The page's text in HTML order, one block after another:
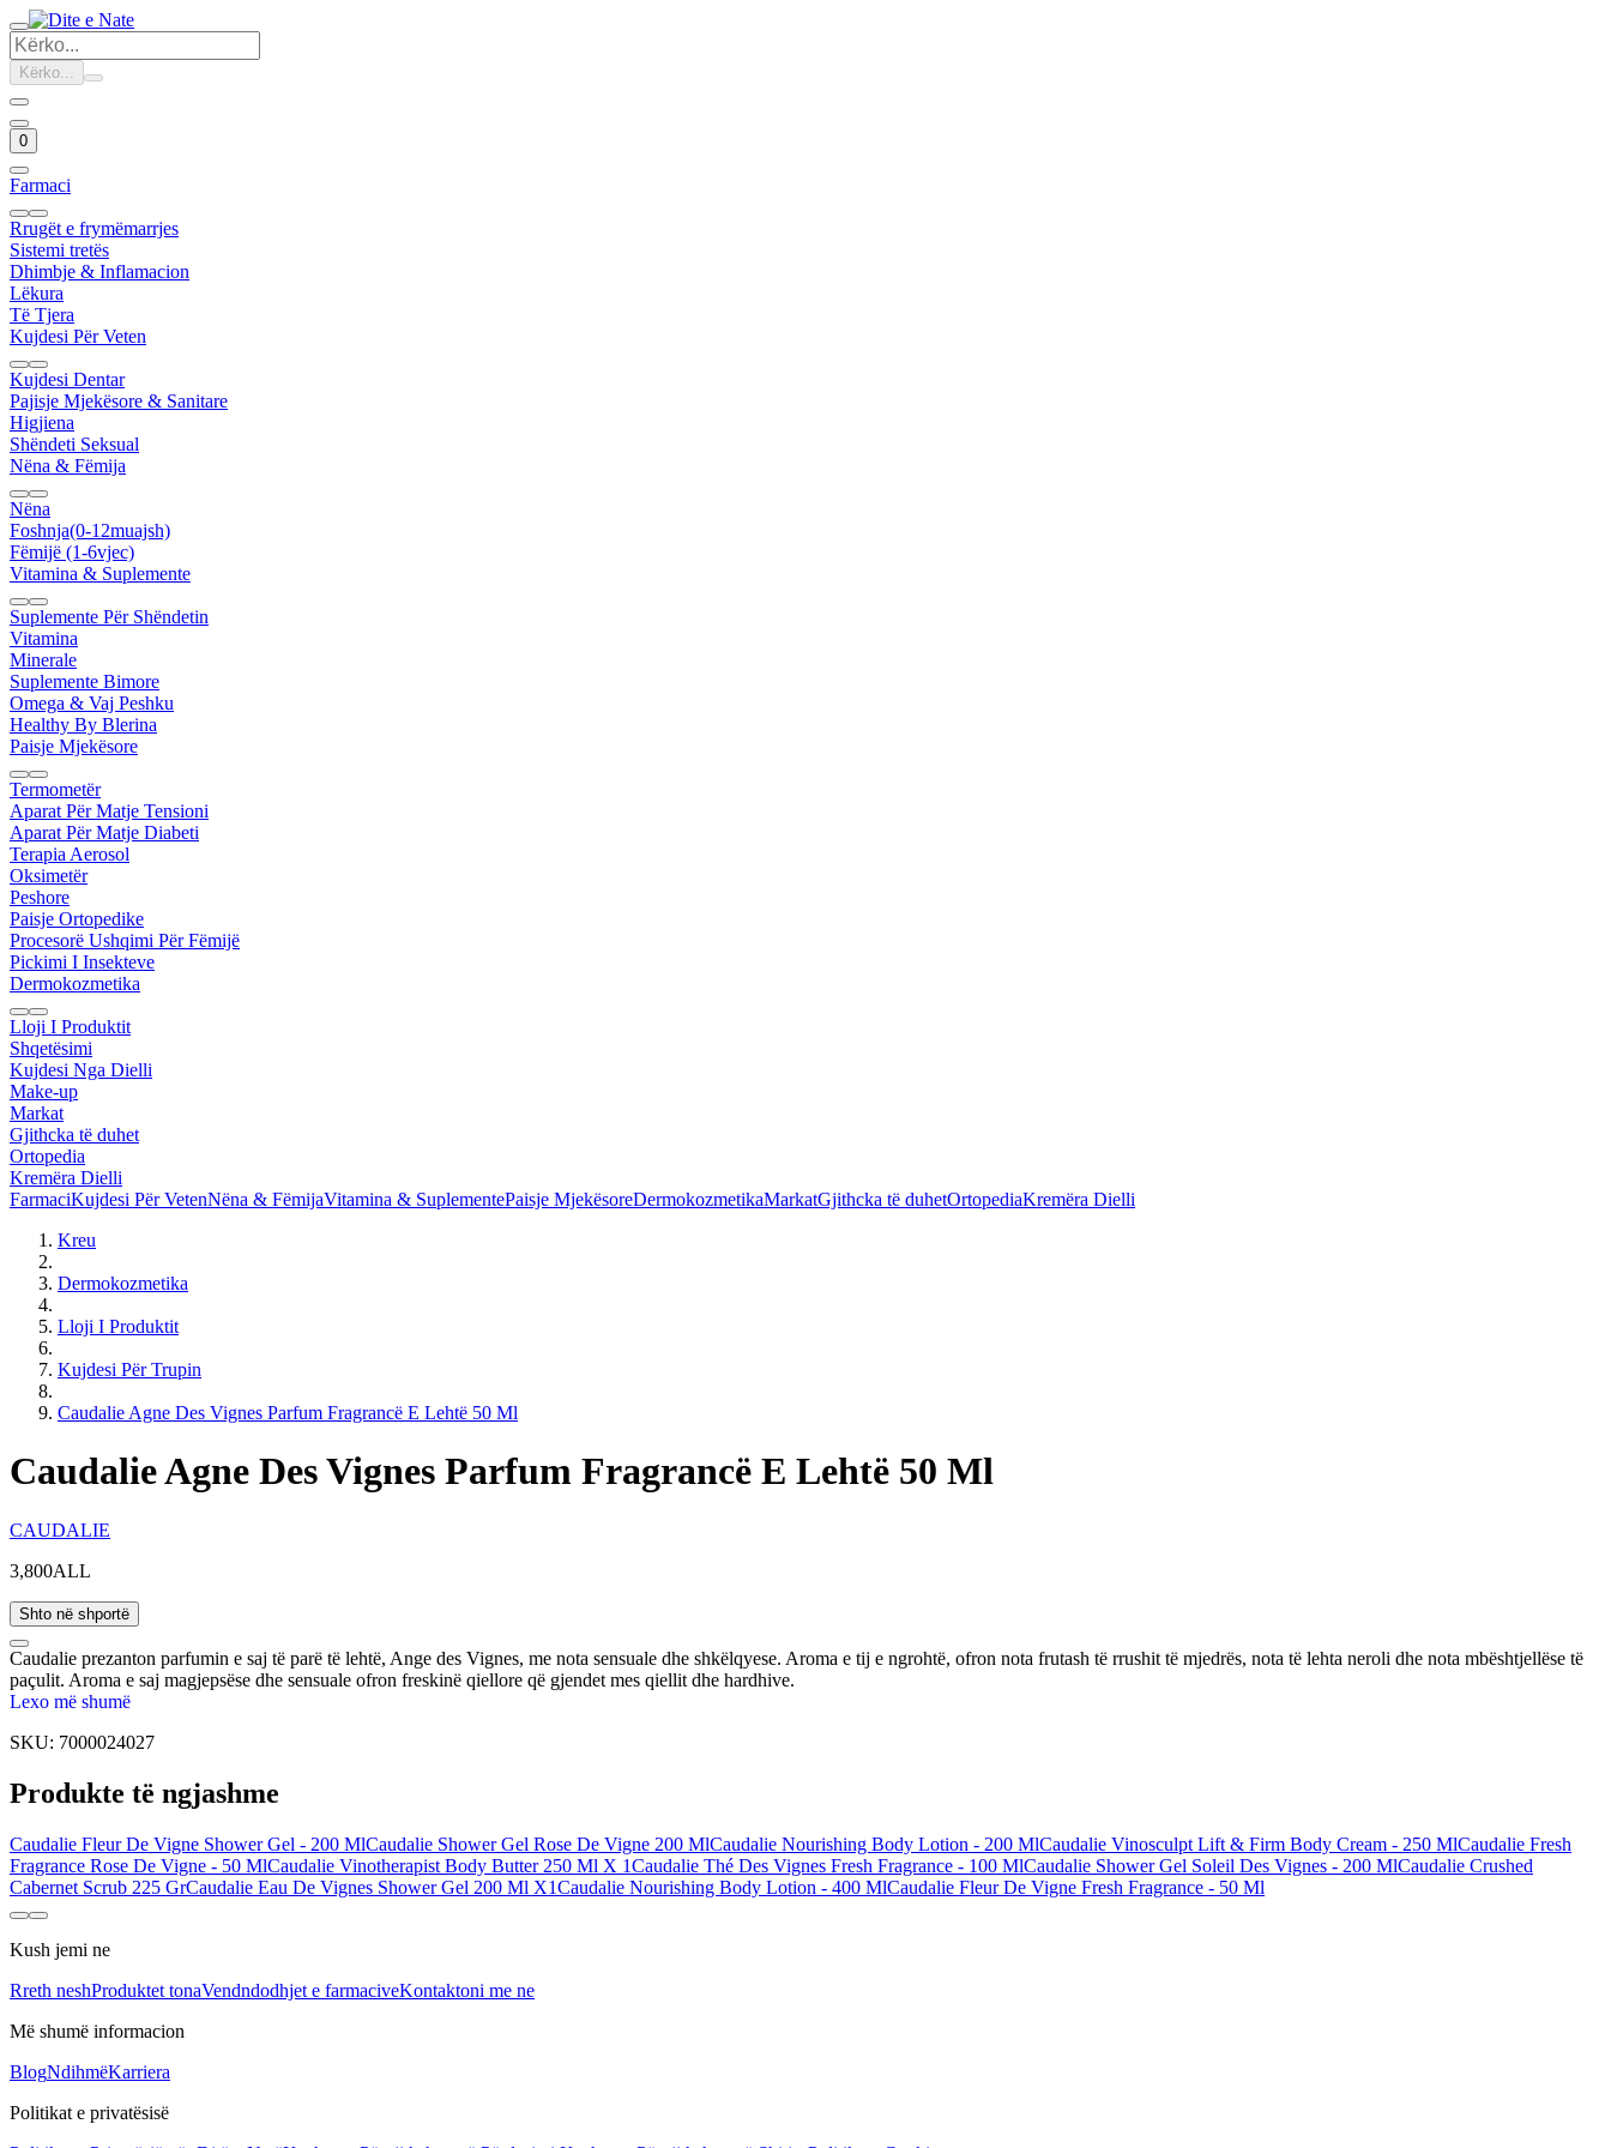
Kërko...
0
Farmaci
Rrugët e frymëmarrjes
Sistemi tretës
Dhimbje & Inflamacion
Lëkura
Të Tjera
Kujdesi Për Veten
Kujdesi Dentar
Pajisje Mjekësore & Sanitare
Higjiena
Shëndeti Seksual
Nëna & Fëmija
Nëna
Foshnja(0-12muajsh)
Fëmijë (1-6vjec)
Vitamina & Suplemente
Suplemente Për Shëndetin
Vitamina
Minerale
Suplemente Bimore
Omega & Vaj Peshku
Healthy By Blerina
Paisje Mjekësore
Termometër
Aparat Për Matje Tensioni
Aparat Për Matje Diabeti
Terapia Aerosol
Oksimetër
Peshore
Paisje Ortopedike
Procesorë Ushqimi Për Fëmijë
Pickimi I Insekteve
Dermokozmetika
Lloji I Produktit
Shqetësimi
Kujdesi Nga Dielli
Make-up
Markat
Gjithcka të duhet
Ortopedia
Kremëra Dielli
FarmaciKujdesi Për VetenNëna & FëmijaVitamina & SuplementePaisje MjekësoreDermokozmetikaMarkatGjithcka të duhetOrtopediaKremëra Dielli
Kreu
Dermokozmetika
Lloji I Produktit
Kujdesi Për Trupin
Caudalie Agne Des Vignes Parfum Fragrancë E Lehtë 50 Ml
Caudalie Agne Des Vignes Parfum Fragrancë E Lehtë 50 Ml
CAUDALIE
3,800ALL
Shto në shportë
Caudalie prezanton parfumin e saj të parë të lehtë, Ange des Vignes, me nota sensuale dhe shkëlqyese. Aroma e tij e ngrohtë, ofron nota frutash të rrushit të mjedrës, nota të lehta neroli dhe nota mbështjellëse të
paçulit. Aroma e saj magjepsëse dhe sensuale ofron freskinë qiellore që gjendet mes qiellit dhe hardhive.
Lexo më shumë
SKU: 7000024027
Produkte të ngjashme
Caudalie Fleur De Vigne Shower Gel - 200 MlCaudalie Shower Gel Rose De Vigne 200 MlCaudalie Nourishing Body Lotion - 200 MlCaudalie Vinosculpt Lift & Firm Body Cream - 250 MlCaudalie Fresh
Fragrance Rose De Vigne - 50 MlCaudalie Vinotherapist Body Butter 250 Ml X 1Caudalie Thé Des Vignes Fresh Fragrance - 100 MlCaudalie Shower Gel Soleil Des Vignes - 200 MlCaudalie Crushed
Cabernet Scrub 225 GrCaudalie Eau De Vignes Shower Gel 200 Ml X1Caudalie Nourishing Body Lotion - 400 MlCaudalie Fleur De Vigne Fresh Fragrance - 50 Ml
Kush jemi ne
Rreth neshProduktet tonaVendndodhjet e farmaciveKontaktoni me ne
Më shumë informacion
BlogNdihmëKarriera
Politikat e privatësisë